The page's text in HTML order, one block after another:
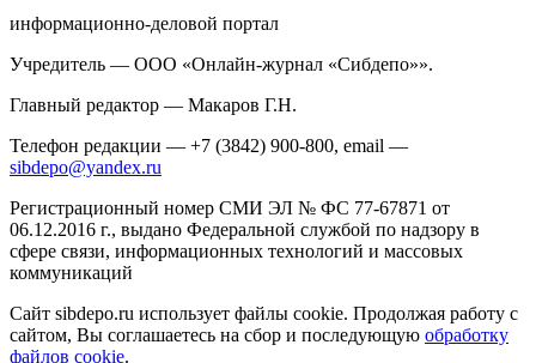
информационно-деловой портал
Учредитель — ООО «Онлайн-журнал «Сибдепо»».
Главный редактор — Макаров Г.Н.
Телефон редакции — +7 (3842) 900-800, email —
sibdepo@yandex.ru
Регистрационный номер СМИ ЭЛ № ФС 77-67871 от
06.12.2016 г., выдано Федеральной службой по надзору в
сфере связи, информационных технологий и массовых
коммуникаций
Сайт sibdepo.ru использует файлы cookie. Продолжая работу с
сайтом, Вы соглашаетесь на сбор и последующую обработку
файлов cookie.